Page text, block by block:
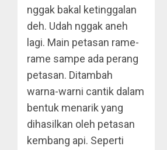
nggak bakal ketinggalan
deh. Udah nggak aneh
lagi. Main petasan rame-
rame sampe ada perang
petasan. Ditambah
warna-warni cantik dalam
bentuk menarik yang
dihasilkan oleh petasan
kembang api. Seperti